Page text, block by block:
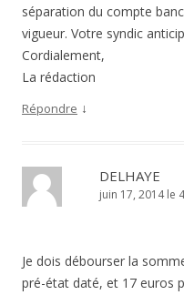
séparation du compte
vigueur. Votre syndic
Cordialement,
La rédaction
Répondre ↓
DELHAYE
juin 17, 2014 le
Je dois débourser la
pré-état daté, et 17 euros